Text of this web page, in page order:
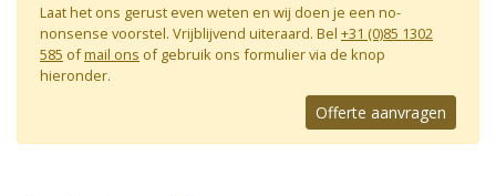
Laat het ons gerust even weten en wij doen je een no-
nonsense voorstel. Vrijblijvend uiteraard. Bel +31 (0)85 1302
585 ofmail ons of gebruik ons formulier via de knop
hieronder.
Offerte aanvragen